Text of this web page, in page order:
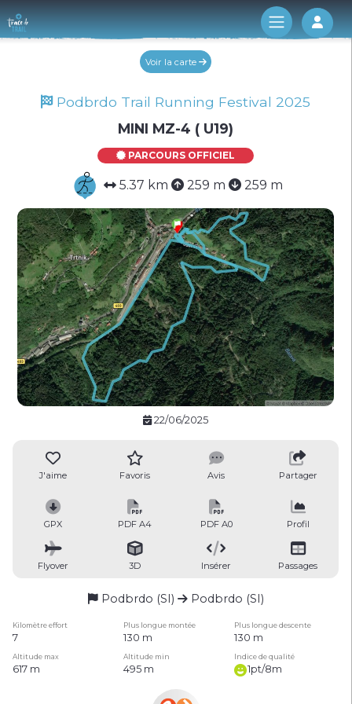
Log
Voir la carte
Podbrdo Trail Running Festival 2025
MINI MZ-4 ( U19)
PARCOURS OFFICIEL
5.37 km 259 m 259 m
22/06/2025
J'aime Favoris Avis Partager
GPX PDF A4 PDF A0 Profil
Flyover 3D Insérer Passages
Podbrdo (SI) Podbrdo (SI)
Kilomètre effort Plus longue montée Plus longue descente
7 130 m 130 m
Altitude max Altitude min Indice de qualité
617 m 495 m 1pt/8m